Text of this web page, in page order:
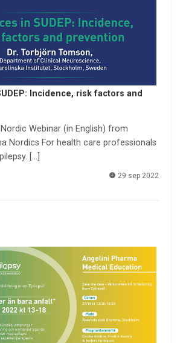
Incidence, risk factors and
Webinar (in English) from
Nordics For health care professionals
[…]
29 sep 2022